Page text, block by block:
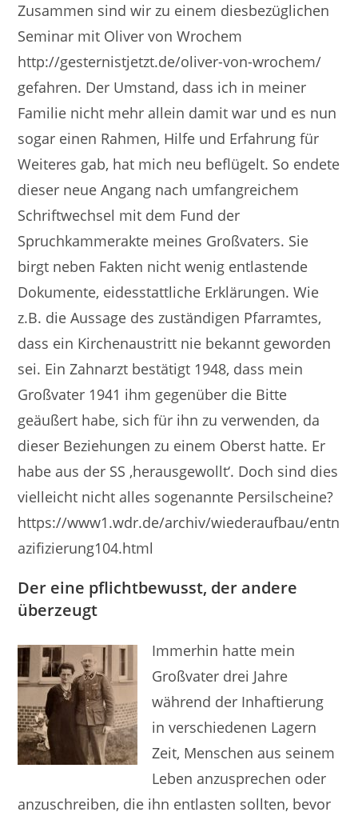
Zusammen sind wir zu einem diesbezüglichen
Seminar mit Oliver von Wrochem
http://gesternistjetzt.de/oliver-von-wrochem/
gefahren. Der Umstand, dass ich in meiner
Familie nicht mehr allein damit war und es nun
sogar einen Rahmen, Hilfe und Erfahrung für
Weiteres gab, hat mich neu beflügelt. So endete
dieser neue Angang nach umfangreichem
Schriftwechsel mit dem Fund der
Spruchkammerakte meines Großvaters. Sie
birgt neben Fakten nicht wenig entlastende
Dokumente, eidesstattliche Erklärungen. Wie
z.B. die Aussage des zuständigen Pfarramtes,
dass ein Kirchenaustritt nie bekannt geworden
sei. Ein Zahnarzt bestätigt 1948, dass mein
Großvater 1941 ihm gegenüber die Bitte
geäußert habe, sich für ihn zu verwenden, da
dieser Beziehungen zu einem Oberst hatte. Er
habe aus der SS ‚herausgewollt‘. Doch sind dies
vielleicht nicht alles sogenannte Persilscheine?
https://www1.wdr.de/archiv/wiederaufbau/entn
azifizierung104.html
Der eine pflichtbewusst, der andere
überzeugt
Immerhin hatte mein
Großvater drei Jahre
während der Inhaftierung
in verschiedenen Lagern
Zeit, Menschen aus seinem
Leben anzusprechen oder
anzuschreiben, die ihn entlasten sollten, bevor